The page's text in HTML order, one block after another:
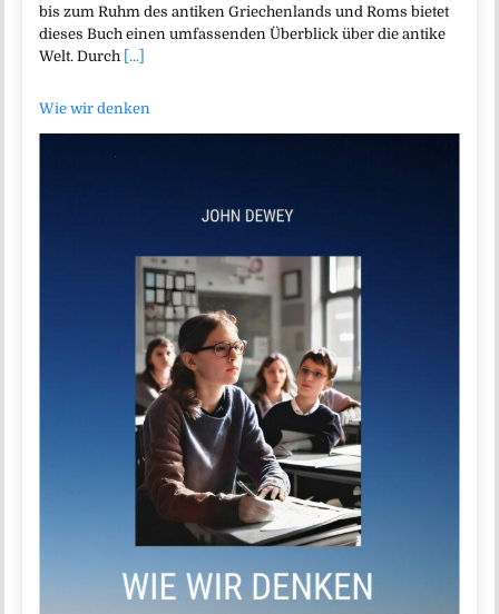
bis zum Ruhm des antiken Griechenlands und Roms bietet
dieses Buch einen umfassenden Überblick über die antike
Welt. Durch [...]
Wie wir denken